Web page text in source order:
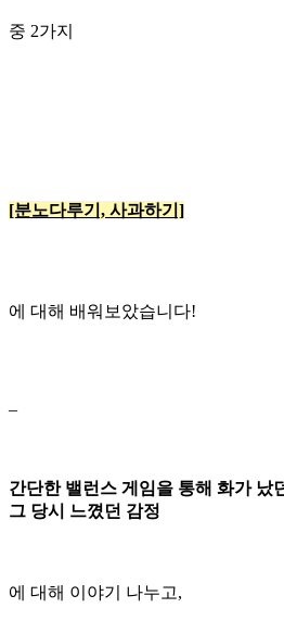
중 2가지
[분노다루기, 사과하기]
에 대해 배워보았습니다!
–
간단한 밸런스 게임을 통해 화가 났
그 당시 느꼈던 감정
에 대해 이야기 나누고,